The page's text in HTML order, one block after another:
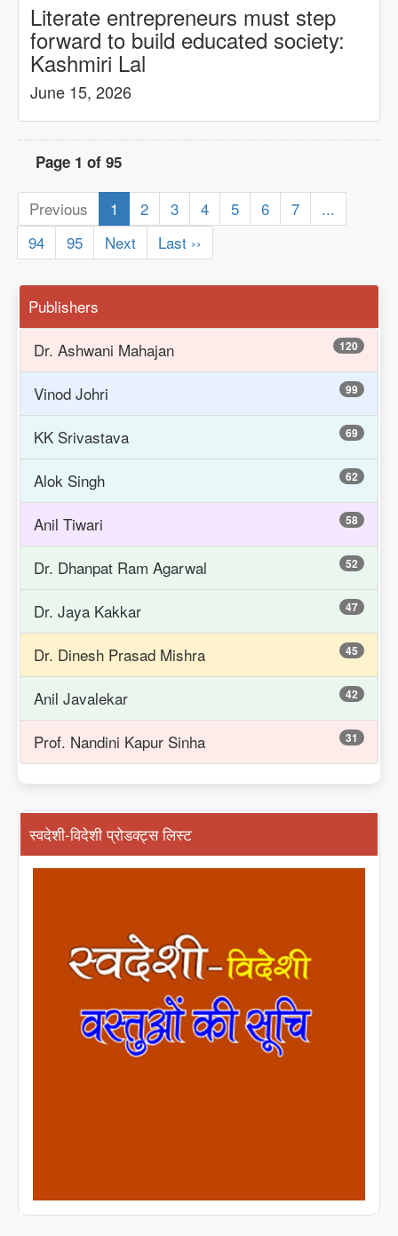
Literate entrepreneurs must step
forward to build educated society:
Kashmiri Lal
June 15, 2026
Page 1 of 95
Previous 1 2 3 4 5 6 7
...
94
95 Next Last ››
Publishers
Dr. Ashwani Mahajan
120
Vinod Johri 99
KK Srivastava 69
Alok Singh 62
Anil Tiwari 58
Dr. Dhanpat Ram Agarwal 52
Dr. Jaya Kakkar 47
Dr. Dinesh Prasad Mishra 45
Anil Javalekar 42
Prof. Nandini Kapur Sinha 31
स्वदेशी-विदेशी प्रोडक्ट्स लिस्ट